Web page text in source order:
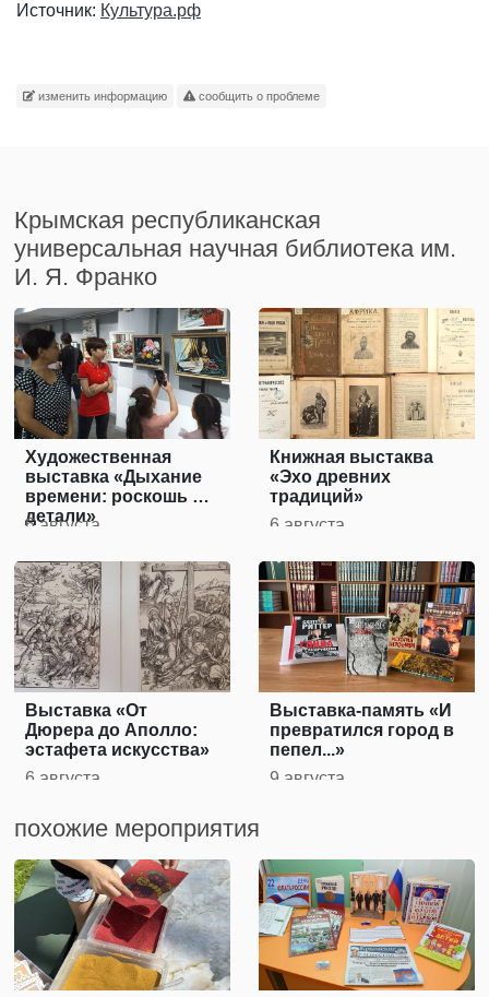
Источник: Культура.рф
изменить информацию сообщить о проблеме
Крымская республиканская
универсальная научная библиотека им.
И. Я. Франко
Художественная
выставка «Дыхание
времени: роскошь и
детали»
6 августа
Книжная выстаква
«Эхо древних
традиций»
6 августа
Выставка «От
Дюрера до Аполло:
эстафета искусства»
6 августа
Выставка-память «И
превратился город в
пепел...»
9 августа
похожие мероприятия